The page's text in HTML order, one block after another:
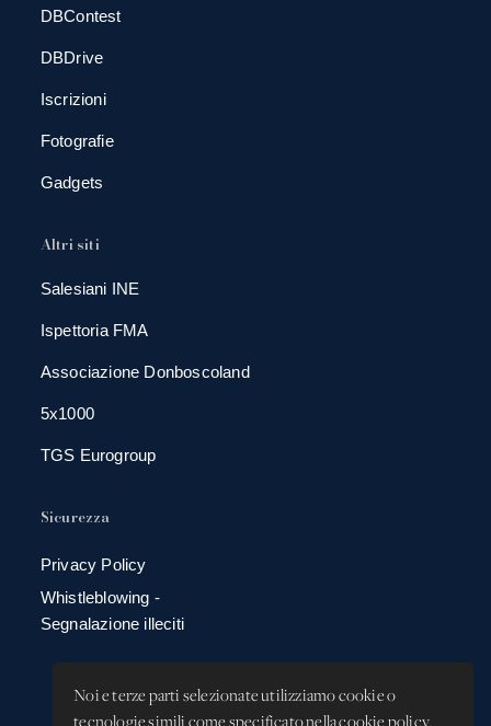
Noi e terze parti selezionate utilizziamo cookie o
DBContest
DBDrive
Iscrizioni
Fotografie
Gadgets
Altri siti
Salesiani INE
Ispettoria FMA
Associazione Donboscoland
5x1000
TGS Eurogroup
Sicurezza
Privacy Policy
Whistleblowing -
Segnalazione illeciti